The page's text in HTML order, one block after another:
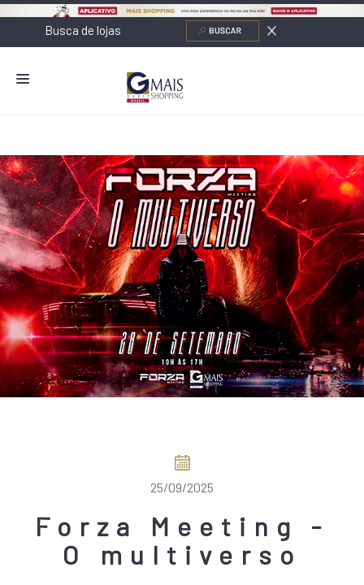
LOJAS
ALIMENTAÇÃO
CONTATO
NOVOS NEGÓCIOS
O SHOPPING
SERVIÇOS
SHOPPINGS DA GAZIT
COMO CHEGAR
25/09/2025
Forza Meeting -
O multiverso